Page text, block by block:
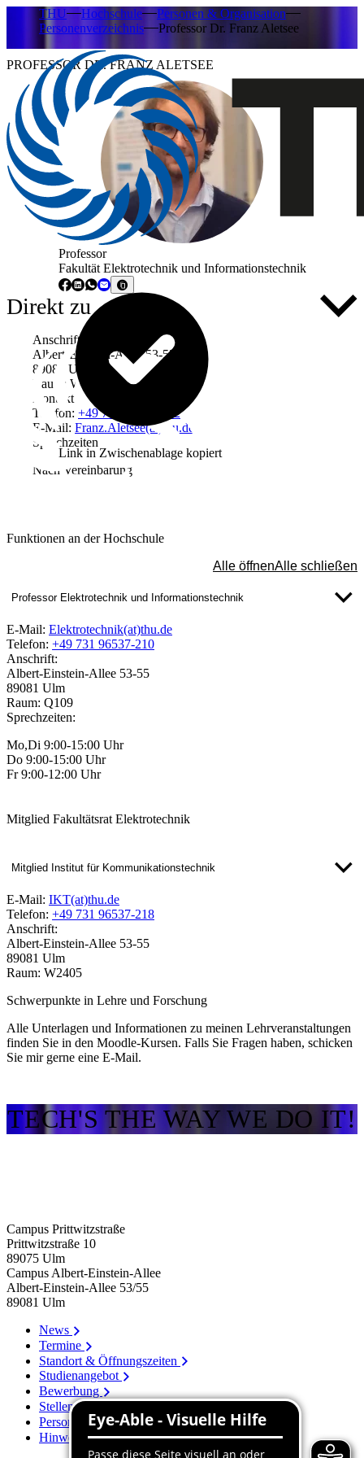
THU Hochschule
Personen & Organisation
Personenverzeichnis
Professor Dr. Franz Aletsee
PROFESSOR DR. FRANZ ALETSEE
Professor
Fakultät Elektrotechnik und Informationstechnik
Link in Zwischenablage kopiert
Direkt zu ...
Anschrift
Albert-Einstein-Allee 53-55
89081 Ulm
Raum: W2207
Kontakt
Telefon: +49 731 96537-522
E-Mail: Franz.Aletsee(at)thu.de
Sprechzeiten
Nach Vereinbarung
Funktionen an der Hochschule
Alle öffnenAlle schließen
Professor Elektrotechnik und Informationstechnik
E-Mail: Elektrotechnik(at)thu.de
Telefon: +49 731 96537-210
Anschrift:
Albert-Einstein-Allee 53-55
89081 Ulm
Raum: Q109
Sprechzeiten:
Mo,Di 9:00-15:00 Uhr
Do 9:00-15:00 Uhr
Fr 9:00-12:00 Uhr
Mitglied Fakultätsrat Elektrotechnik
Mitglied Institut für Kommunikationstechnik
E-Mail: IKT(at)thu.de
Telefon: +49 731 96537-218
Anschrift:
Albert-Einstein-Allee 53-55
89081 Ulm
Raum: W2405
Schwerpunkte in Lehre und Forschung
Alle Unterlagen und Informationen zu meinen Lehrveranstaltungen
finden Sie in den Moodle-Kursen. Falls Sie Fragen haben, schicken
Sie mir gerne eine E-Mail.
TECH'S THE WAY WE DO IT!
Campus Prittwitzstraße
Prittwitzstraße 10
89075 Ulm
Campus Albert-Einstein-Allee
Albert-Einstein-Allee 53/​55
89081 Ulm
News
Termine
Standort & Öffnungszeiten
Studienangebot
Bewerbung
Stellenangebote
Personenverzeichnis
Hinweissystem